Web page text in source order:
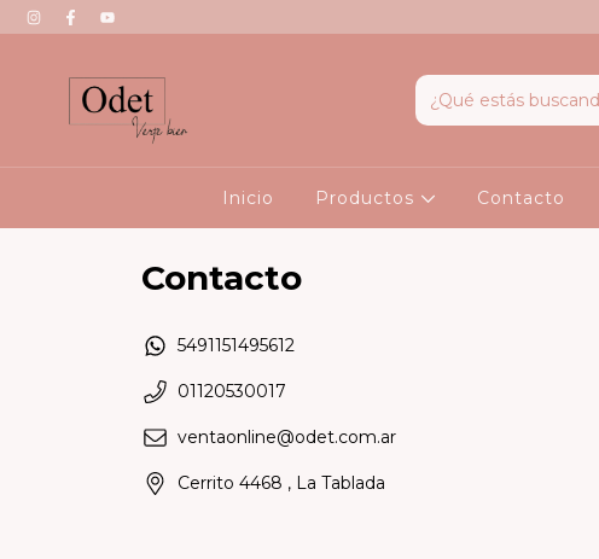
Inicio Productos Contacto
Contacto
5491151495612
01120530017
ventaonline@odet.com.ar
Cerrito 4468 , La Tablada